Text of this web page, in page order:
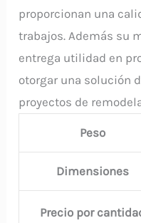
proporcionan una
trabajos. Además su
entrega utilidad en
otorgar una solución
proyectos de
Peso
Dimensiones
Precio por